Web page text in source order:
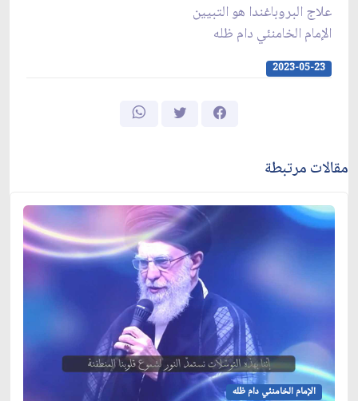
علاج البروباغندا هو التبيين
الإمام الخامنئي دام ظله
2023-05-23
مقالات مرتبطة
الإمام الخامنئي دام ظله